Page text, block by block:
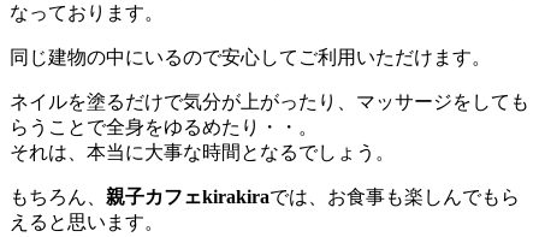
なっております。
同じ建物の中にいるので安心してご利用いただけます。
ネイルを塗るだけで気分が上がったり、マッサージをしても
らうことで全身をゆるめたり・・。
それは、本当に大事な時間となるでしょう。
もちろん、 親子カフェkirakiraでは、お食事も楽しんでもら
えると思います。